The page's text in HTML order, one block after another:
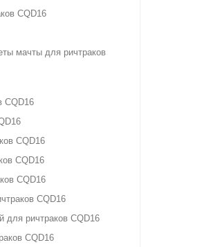
CQD16
мачты для ричтраков
CQD16
CQD16
CQD16
CQD16
CQD16
для ричтраков CQD16
CQD16